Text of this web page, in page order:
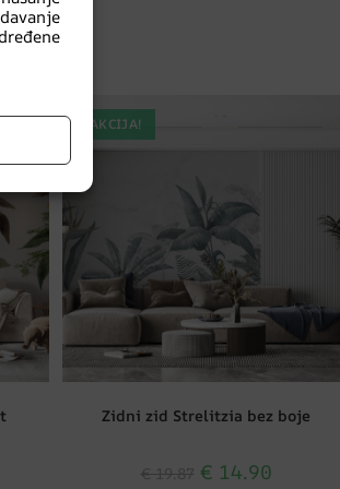
AKCIJA!
Zidni zid Strelitzia bez boje
€ 14.90